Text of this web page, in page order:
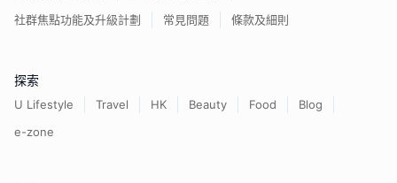
社群焦點功能及升級計劃
常見問題 條款及細則
探索
U Lifestyle Travel HK Beauty Food
Blog
e-zone